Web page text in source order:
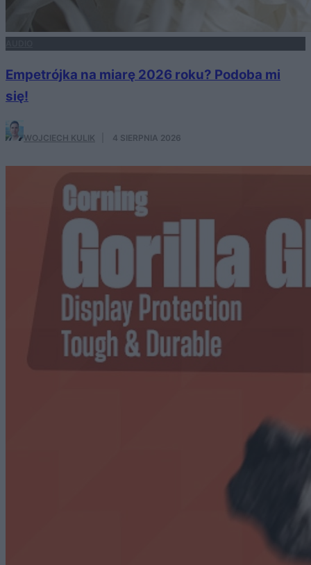
Empetrójka na miarę 2026 roku? Podoba mi
się!
WOJCIECH KULIK 4 SIERPNIA 2026